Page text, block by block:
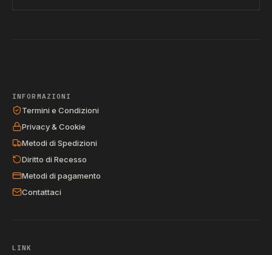
INFORMAZIONI
Termini e Condizioni
Privacy & Cookie
Metodi di Spedizioni
Diritto di Recesso
Metodi di pagamento
Contattaci
LINK